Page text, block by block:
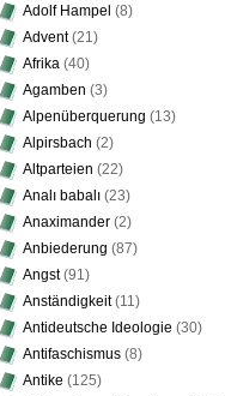
Adolf Hampel (8)
Advent(21)
Afrika (40)
Agamben (3)
Alpenüberquerung (13)
Alpirsbach (2)
Altparteien (22)
Analı babalı (23)
Anaximander (2)
Anbiederung (87)
Angst(91)
Anständigkeit(11)
Antideutsche Ideologie (30)
Antifaschismus (8)
Antike (125)